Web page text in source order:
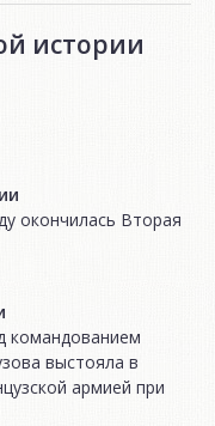
истории
окончилась Вторая
командованием
выстояла в
армией при